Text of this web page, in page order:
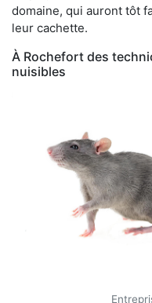
domaine, qui auront tôt
leur cachette.
À Rochefort des
nuisibles